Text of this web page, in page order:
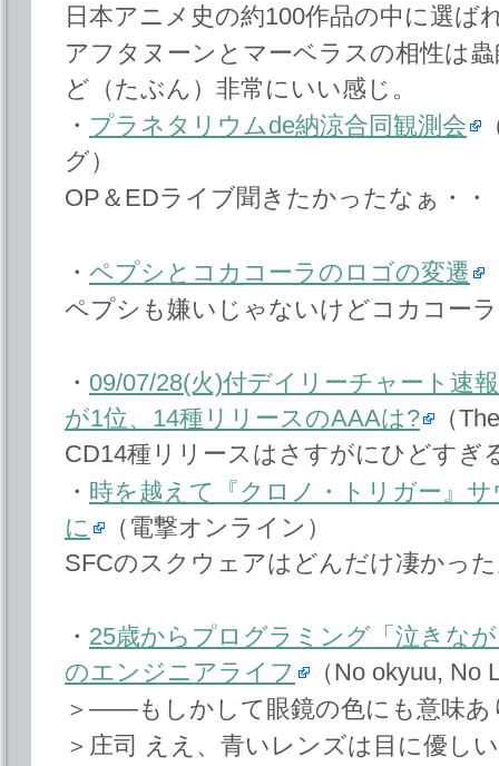
日本アニメ史の約100作品の中に選ば
アフタヌーンとマーベラスの相性は
ど（たぶん）非常にいい感じ。
・ プラネタリウムde納涼合同観測会
グ）
OP＆EDライブ聞きたかったなぁ・・
・ ペプシとコカコーラのロゴの変遷
ペプシも嫌いじゃないけどコカコー
・ 09/07/28(火)付デイリーチャート速
が1位、14種リリースのAAAは?
（
CD14種リリースはさすがにひどすぎ
・ 時を越えて『クロノ・トリガー』
に
（電撃オンライン）
SFCのスクウェアはどんだけ凄かっ
・ 25歳からプログラミング「泣きな
のエンジニアライフ
（No okyuu, No
＞――もしかして眼鏡の色にも意味あ
＞庄司 ええ、青いレンズは目に優し